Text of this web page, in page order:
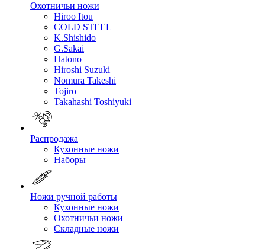
Охотничьи ножи
Hiroo Itou
COLD STEEL
K.Shishido
G.Sakai
Hatono
Hiroshi Suzuki
Nomura Takeshi
Tojiro
Takahashi Toshiyuki
Распродажа
Кухонные ножи
Наборы
Ножи ручной работы
Кухонные ножи
Охотничьи ножи
Складные ножи